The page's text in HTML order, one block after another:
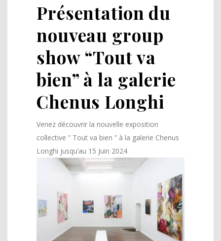
Présentation du
nouveau group
show “Tout va
bien” à la galerie
Chenus Longhi
Venez découvrir la nouvelle exposition
collective ” Tout va bien ” à la galerie Chenus
Longhi jusqu’au 15 Juin 2024